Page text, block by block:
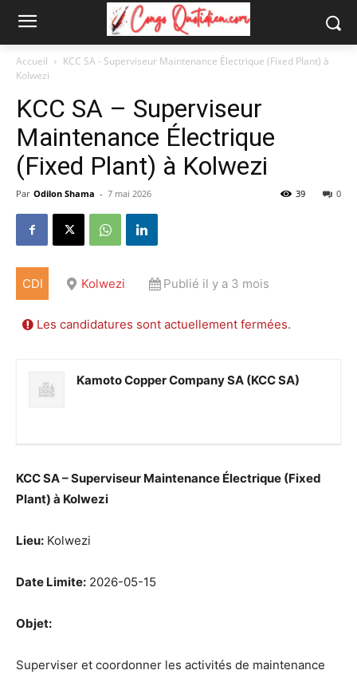
Accueil
KCC SA - Superviseur Maintenance Électrique (Fixed Plant) à
Kolwezi
KCC SA – Superviseur
Maintenance Électrique
(Fixed Plant) à Kolwezi
Par Odilon Shama - 7 mai 2026 0
39
CDI Kolwezi Publié il y a 3 mois
Les candidatures sont actuellement fermées.
Kamoto Copper Company SA (KCC SA)
KCC SA – Superviseur Maintenance Électrique (Fixed
Plant) à Kolwezi
Lieu: Kolwezi
Date Limite: 2026-05-15
Objet:
Superviser et coordonner les activités de maintenance